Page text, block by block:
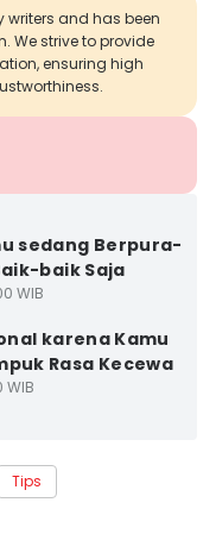
writers and has been
We strive to provide
ensuring high
sedang Berpura-
baik Saja
WIB
karena Kamu
Rasa Kecewa
WIB
Tips